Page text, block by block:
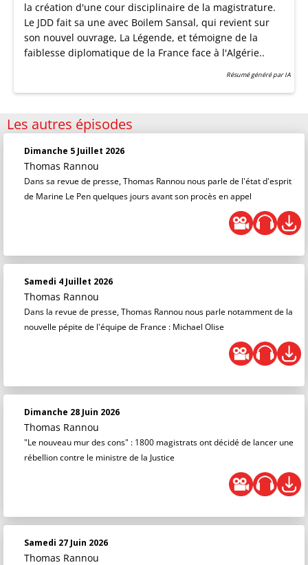
la création d'une cour disciplinaire de la magistrature.
Le JDD fait sa une avec Boilem Sansal, qui revient sur
son nouvel ouvrage, La Légende, et témoigne de la
faiblesse diplomatique de la France face à l'Algérie..
Résumé généré par IA
Les autres épisodes
Dimanche 5 Juillet 2026
Thomas Rannou
Dans sa revue de presse, Thomas Rannou nous parle de l'état d'esprit
de Marine Le Pen quelques jours avant son procès en appel
Samedi 4 Juillet 2026
Thomas Rannou
Dans la revue de presse, Thomas Rannou nous parle notamment de la
nouvelle pépite de l'équipe de France : Michael Olise
Dimanche 28 Juin 2026
Thomas Rannou
"Le nouveau mur des cons" : 1800 magistrats ont décidé de lancer une
rébellion contre le ministre de la Justice
Samedi 27 Juin 2026
Thomas Rannou